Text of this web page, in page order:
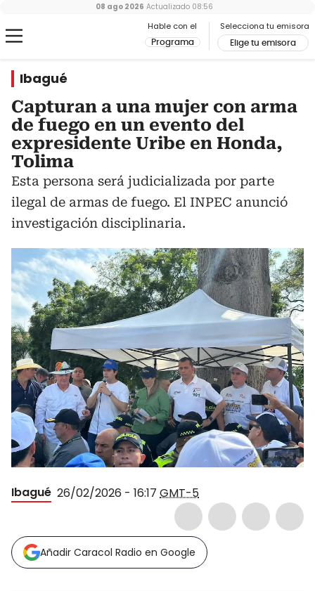
Hable con el
Programa
Selecciona tu emisora
Elige tu emisora
08 ago 2026 Actualizado 08:56
Ibagué
Capturan a una mujer con arma
de fuego en un evento del
expresidente Uribe en Honda,
Tolima
Esta persona será judicializada por parte
ilegal de armas de fuego. El INPEC anunció
investigación disciplinaria.
Ibagué 26/02/2026 - 16:17 GMT-5
Añadir Caracol Radio en Google